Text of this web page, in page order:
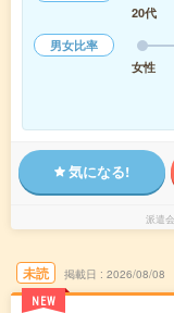
20代
男女比率
女性
気になる!
派遣
未読
NEW
掲載日 2026/08/08